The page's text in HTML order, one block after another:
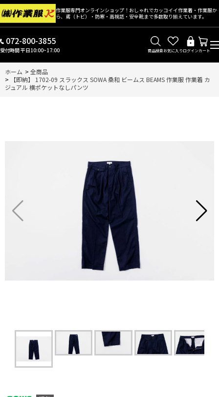
作業服専門オンラインショップ！おしゃれでカッコイイ作業着・作業服か
ら、鳶（トビ）・防寒・高視認・安全靴まで多数取り揃えています。
072-800-3855
受付時間 平日10:00~17:00 商品検索お気に入りログインカート
ホーム > 全商品
>
【即納】 1702-09 スラックス SOWA 桑和 ビームス BEAMS 作業服 作業着 カ
ジュアル 横ポケットなしパンツ